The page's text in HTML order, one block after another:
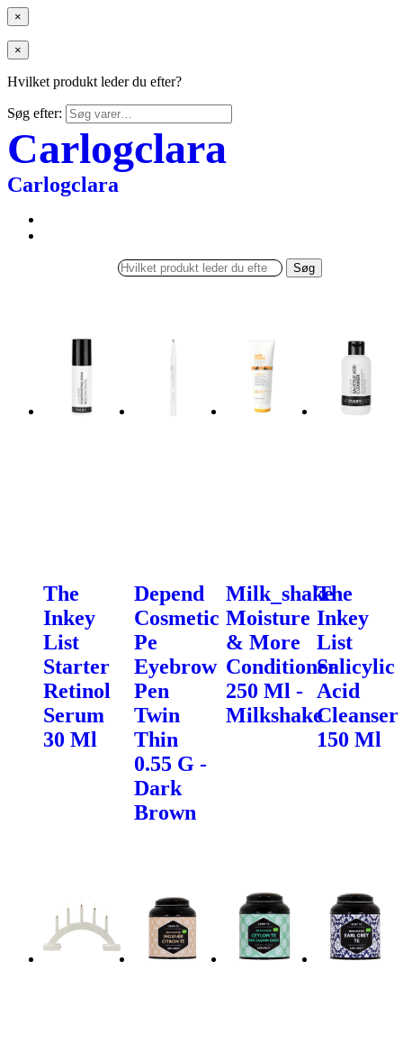
×
×
Hvilket produkt leder du efter?
Søg efter:
Carlogclara
Carlogclara
Søg
The
Inkey
List
Starter
Retinol
Serum
30 Ml
Depend
Cosmetic
Pe
Eyebrow
Pen
Twin
Thin
0.55 G -
Dark
Brown
Milk_shake
Moisture
& More
Conditioner
250 Ml -
Milkshake
The
Inkey
List
Salicylic
Acid
Cleanser
150 Ml